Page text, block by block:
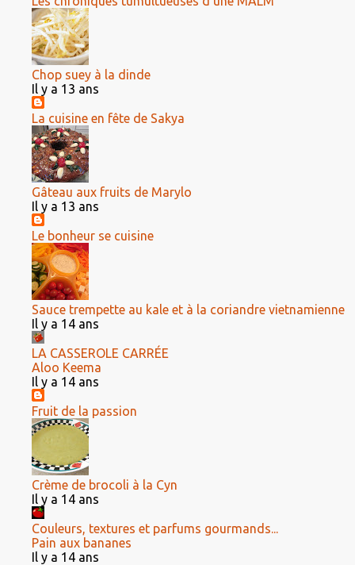
Chop suey à la dinde
Il y a 13 ans
La cuisine en fête de Sakya
Gâteau aux fruits de Marylo
Il y a 13 ans
Le bonheur se cuisine
Sauce trempette au kale et à la coriandre vietnamienne
Il y a 14 ans
LA CASSEROLE CARRÉE
Aloo Keema
Il y a 14 ans
Fruit de la passion
Crème de brocoli à la Cyn
Il y a 14 ans
Couleurs, textures et parfums gourmands...
Pain aux bananes
Il y a 14 ans